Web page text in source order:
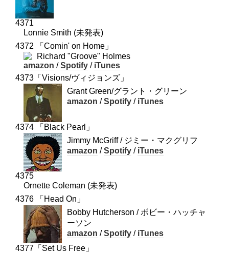
4371
Lonnie Smith (未発表)
4372 「Comin' on Home」
Richard "Groove" Holmes
amazon /Spotify / iTunes
4373「Visions/ヴィジョンズ」
Grant Green/グラント・グリーン
amazon /Spotify / iTunes
4374 「Black Pearl」
Jimmy McGriff / ジミー・マクグリフ
amazon /Spotify / iTunes
4375
Ornette Coleman (未発表)
4376 「Head On」
Bobby Hutcherson / ボビー・ハッチャ
ーソン
amazon /Spotify / iTunes
4377「Set Us Free」